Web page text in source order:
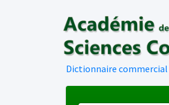
Dictionnaire commercial